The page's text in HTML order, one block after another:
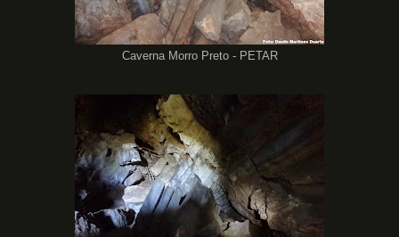
Caverna Morro Preto - PETAR